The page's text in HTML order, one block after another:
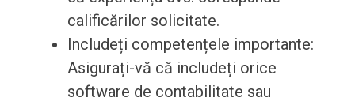
calificărilor solicitate.
Includeți competențele importante:
Asigurați-vă că includeți orice
software de contabilitate sau